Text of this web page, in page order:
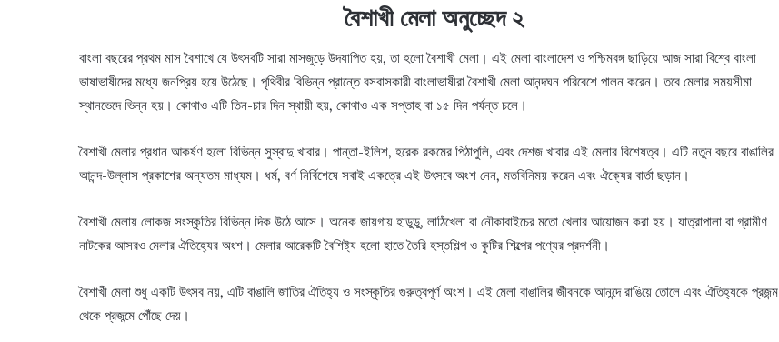
বৈশাখী মেলা অনুচ্ছেদ ২
বাংলা বছরের প্রথম মাস বৈশাখে যে উৎসবটি সারা মাসজুড়ে উদযাপিত হয়, তা হলো বৈশাখী মেলা। এই মেলা বাংলাদেশ ও পশ্চিমবঙ্গ ছাড়িয়ে আজ সারা বিশ্বে বাংলা
ভাষাভাষীদের মধ্যে জনপ্রিয় হয়ে উঠেছে। পৃথিবীর বিভিন্ন প্রান্তে বসবাসকারী বাংলাভাষীরা বৈশাখী মেলা আনন্দঘন পরিবেশে পালন করেন। তবে মেলার সময়সীমা
স্থানভেদে ভিন্ন হয়। কোথাও এটি তিন-চার দিন স্থায়ী হয়, কোথাও এক সপ্তাহ বা ১৫ দিন পর্যন্ত চলে।
বৈশাখী মেলার প্রধান আকর্ষণ হলো বিভিন্ন সুস্বাদু খাবার। পান্তা-ইলিশ, হরেক রকমের পিঠাপুলি, এবং দেশজ খাবার এই মেলার বিশেষত্ব। এটি নতুন বছরে বাঙালির
আনন্দ-উল্লাস প্রকাশের অন্যতম মাধ্যম। ধর্ম, বর্ণ নির্বিশেষে সবাই একত্রে এই উৎসবে অংশ নেন, মতবিনিময় করেন এবং ঐক্যের বার্তা ছড়ান।
বৈশাখী মেলায় লোকজ সংস্কৃতির বিভিন্ন দিক উঠে আসে। অনেক জায়গায় হাডুডু, লাঠিখেলা বা নৌকাবাইচের মতো খেলার আয়োজন করা হয়। যাত্রাপালা বা গ্রামীণ
নাটকের আসরও মেলার ঐতিহ্যের অংশ। মেলার আরেকটি বৈশিষ্ট্য হলো হাতে তৈরি হস্তশিল্প ও কুটির শিল্পের পণ্যের প্রদর্শনী।
বৈশাখী মেলা শুধু একটি উৎসব নয়, এটি বাঙালি জাতির ঐতিহ্য ও সংস্কৃতির গুরুত্বপূর্ণ অংশ। এই মেলা বাঙালির জীবনকে আনন্দে রাঙিয়ে তোলে এবং ঐতিহ্যকে প্রজন্ম
থেকে প্রজন্মে পৌঁছে দেয়।